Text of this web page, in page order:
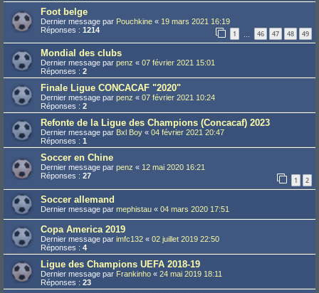
Foot belge
Dernier message par Pouchkine « 19 mars 2021 16:19
Réponses : 1214 1 46 47 48 49
Mondial des clubs
Dernier message par penz « 07 février 2021 15:01
Réponses : 2
Finale Ligue CONCACAF "2020"
Dernier message par penz « 07 février 2021 10:24
Réponses : 2
Refonte de la Ligue des Champions (Concacaf) 2023
Dernier message par Bxl Boy « 04 février 2021 20:47
Réponses : 1
Soccer en Chine
Dernier message par penz « 12 mai 2020 16:21
Réponses : 27 1 2
Soccer allemand
Dernier message par mephistau « 04 mars 2020 17:51
Copa America 2019
Dernier message par imfc132 « 02 juillet 2019 22:50
Réponses : 4
Ligue des Champions UEFA 2018-19
Dernier message par Frankinho « 24 mai 2019 18:11
Réponses : 23